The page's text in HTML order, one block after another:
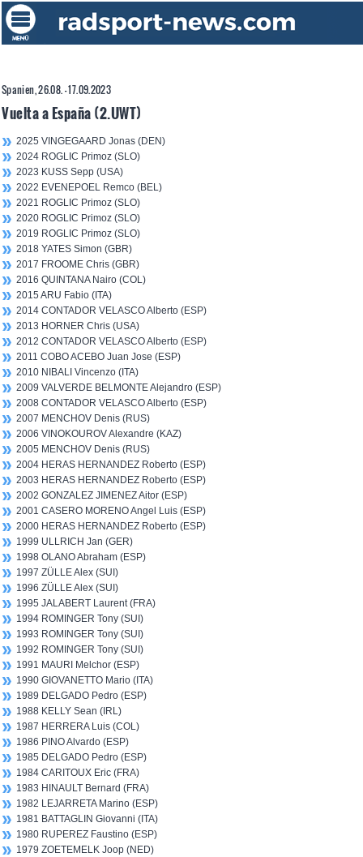
Spanien, 26.08. - 17.09.2023
Vuelta a España (2.UWT)
2025 VINGEGAARD Jonas (DEN)
2024 ROGLIC Primoz (SLO)
2023 KUSS Sepp (USA)
2022 EVENEPOEL Remco (BEL)
2021 ROGLIC Primoz (SLO)
2020 ROGLIC Primoz (SLO)
2019 ROGLIC Primoz (SLO)
2018 YATES Simon (GBR)
2017 FROOME Chris (GBR)
2016 QUINTANA Nairo (COL)
2015 ARU Fabio (ITA)
2014 CONTADOR VELASCO Alberto (ESP)
2013 HORNER Chris (USA)
2012 CONTADOR VELASCO Alberto (ESP)
2011 COBO ACEBO Juan Jose (ESP)
2010 NIBALI Vincenzo (ITA)
2009 VALVERDE BELMONTE Alejandro (ESP)
2008 CONTADOR VELASCO Alberto (ESP)
2007 MENCHOV Denis (RUS)
2006 VINOKOUROV Alexandre (KAZ)
2005 MENCHOV Denis (RUS)
2004 HERAS HERNANDEZ Roberto (ESP)
2003 HERAS HERNANDEZ Roberto (ESP)
2002 GONZALEZ JIMENEZ Aitor (ESP)
2001 CASERO MORENO Angel Luis (ESP)
2000 HERAS HERNANDEZ Roberto (ESP)
1999 ULLRICH Jan (GER)
1998 OLANO Abraham (ESP)
1997 ZÜLLE Alex (SUI)
1996 ZÜLLE Alex (SUI)
1995 JALABERT Laurent (FRA)
1994 ROMINGER Tony (SUI)
1993 ROMINGER Tony (SUI)
1992 ROMINGER Tony (SUI)
1991 MAURI Melchor (ESP)
1990 GIOVANETTO Mario (ITA)
1989 DELGADO Pedro (ESP)
1988 KELLY Sean (IRL)
1987 HERRERA Luis (COL)
1986 PINO Alvardo (ESP)
1985 DELGADO Pedro (ESP)
1984 CARITOUX Eric (FRA)
1983 HINAULT Bernard (FRA)
1982 LEJARRETA Marino (ESP)
1981 BATTAGLIN Giovanni (ITA)
1980 RUPEREZ Faustino (ESP)
1979 ZOETEMELK Joop (NED)